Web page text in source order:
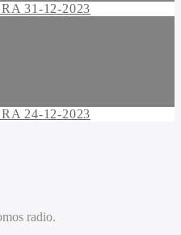
31-12-2023
24-12-2023
radio.